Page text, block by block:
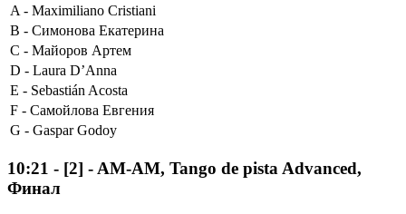
A - Maximiliano Cristiani
B - Симонова Екатерина
C - Майоров Артем
D - Laura D’Anna
E - Sebastián Acosta
F - Самойлова Евгения
G - Gaspar Godoy
10:21 - [2] - AM-AM, Tango de pista Advanced,
Финал